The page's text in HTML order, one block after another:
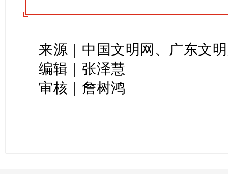
来源｜中国文明网、广东文
编辑｜张泽慧
审核｜詹树鸿